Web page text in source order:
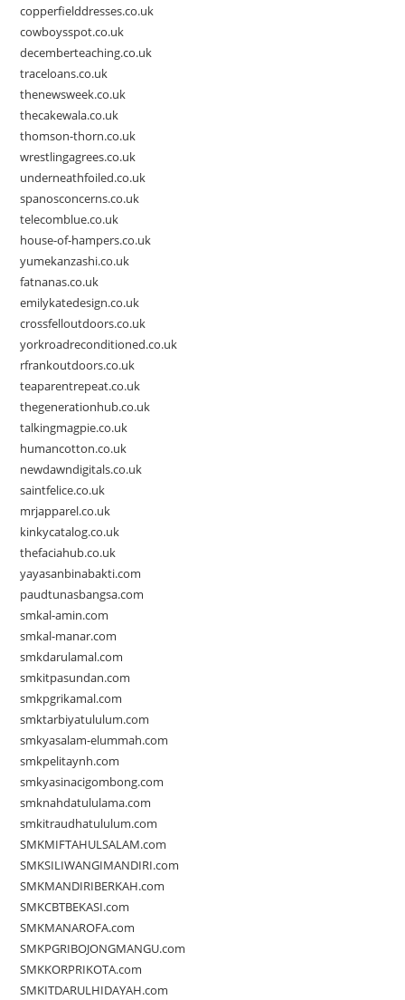
copperfielddresses.co.uk
cowboysspot.co.uk
decemberteaching.co.uk
traceloans.co.uk
thenewsweek.co.uk
thecakewala.co.uk
thomson-thorn.co.uk
wrestlingagrees.co.uk
underneathfoiled.co.uk
spanosconcerns.co.uk
telecomblue.co.uk
house-of-hampers.co.uk
yumekanzashi.co.uk
fatnanas.co.uk
emilykatedesign.co.uk
crossfelloutdoors.co.uk
yorkroadreconditioned.co.uk
rfrankoutdoors.co.uk
teaparentrepeat.co.uk
thegenerationhub.co.uk
talkingmagpie.co.uk
humancotton.co.uk
newdawndigitals.co.uk
saintfelice.co.uk
mrjapparel.co.uk
kinkycatalog.co.uk
thefaciahub.co.uk
yayasanbinabakti.com
paudtunasbangsa.com
smkal-amin.com
smkal-manar.com
smkdarulamal.com
smkitpasundan.com
smkpgrikamal.com
smktarbiyatululum.com
smkyasalam-elummah.com
smkpelitaynh.com
smkyasinacigombong.com
smknahdatululama.com
smkitraudhatululum.com
SMKMIFTAHULSALAM.com
SMKSILIWANGIMANDIRI.com
SMKMANDIRIBERKAH.com
SMKCBTBEKASI.com
SMKMANAROFA.com
SMKPGRIBOJONGMANGU.com
SMKKORPRIKOTA.com
SMKITDARULHIDAYAH.com